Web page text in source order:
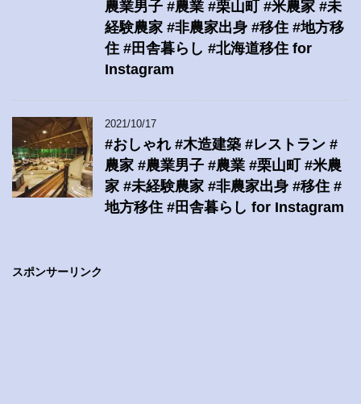
農業男子 #農業 #栗山町 #米農家 #未
経験農家 #非農家出身 #移住 #地方移
住 #田舎暮らし #北海道移住 for
Instagram
2021/10/17
#おしゃれ #木造建築 #レストラン #
農家 #農業男子 #農業 #栗山町 #米農
家 #未経験農家 #非農家出身 #移住 #
地方移住 #田舎暮らし for Instagram
スポンサーリンク